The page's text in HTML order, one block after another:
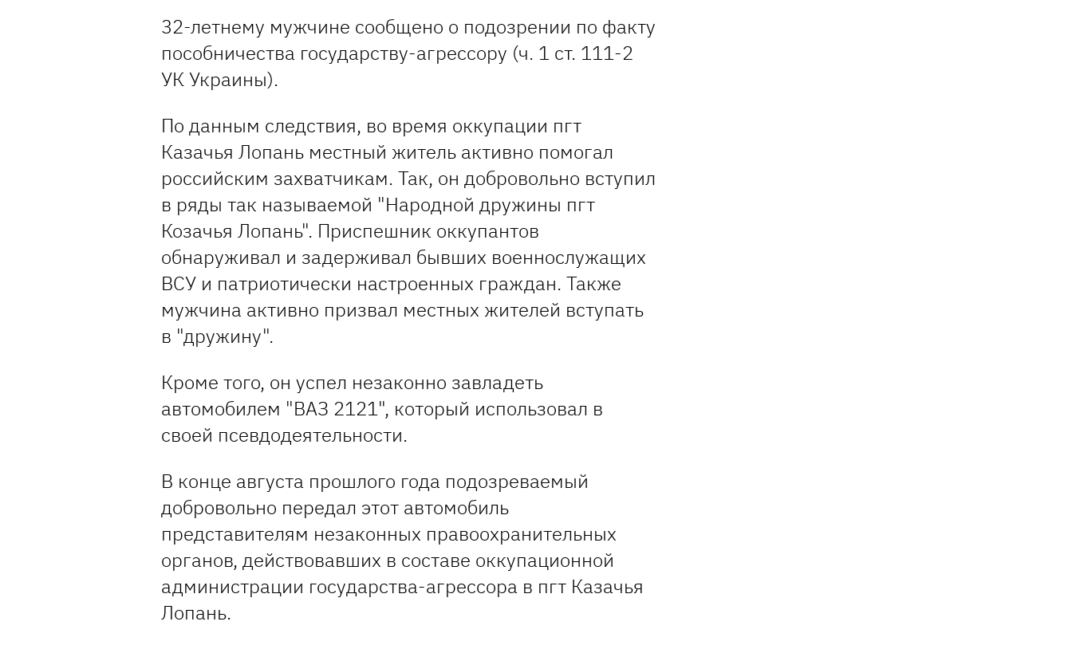
32-летнему мужчине сообщено о подозрении по факту
пособничества государству-агрессору (ч. 1 ст. 111-2
УК Украины).
По данным следствия, во время оккупации пгт
Казачья Лопань местный житель активно помогал
российским захватчикам. Так, он добровольно вступил
в ряды так называемой "Народной дружины пгт
Козачья Лопань". Приспешник оккупантов
обнаруживал и задерживал бывших военнослужащих
ВСУ и патриотически настроенных граждан. Также
мужчина активно призвал местных жителей вступать
в "дружину".
Кроме того, он успел незаконно завладеть
автомобилем "ВАЗ 2121", который использовал в
своей псевдодеятельности.
В конце августа прошлого года подозреваемый
добровольно передал этот автомобиль
представителям незаконных правоохранительных
органов, действовавших в составе оккупационной
администрации государства-агрессора в пгт Казачья
Лопань.